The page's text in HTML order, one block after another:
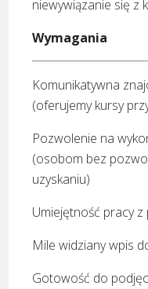
niewywiązanie się z
Wymagania
Komunikatywna
(oferujemy kursy
Pozwolenie na
(osobom bez
uzyskaniu)
Umiejętność pracy z
Mile widziany wpis
Gotowość do